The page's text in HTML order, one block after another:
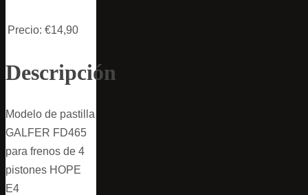
Precio: €14,90
Descripción
Modelo de pastilla
GALFER FD465
para frenos de 4
pistones HOPE
E4